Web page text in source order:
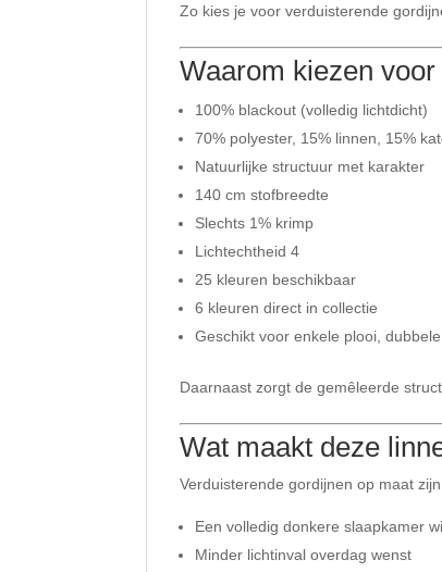
Zo kies je voor verduisterende
Waarom kiezen
100% blackout (volledig lichtdicht)
70% polyester, 15% linnen, 15%
Natuurlijke structuur met karakter
140 cm stofbreedte
Slechts 1% krimp
Lichtechtheid 4
25 kleuren beschikbaar
6 kleuren direct in collectie
Geschikt voor enkele plooi,
Daarnaast zorgt de gemêleerde
Wat maakt deze
Verduisterende gordijnen op maat
Een volledig donkere slaapkamer
Minder lichtinval overdag wenst